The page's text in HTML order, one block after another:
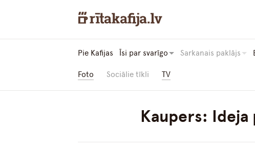
Pie Kafijas Īsi par svarīgo Sarkanais paklājs
Foto Sociālie tīkli TV
Kaupers: Ideja